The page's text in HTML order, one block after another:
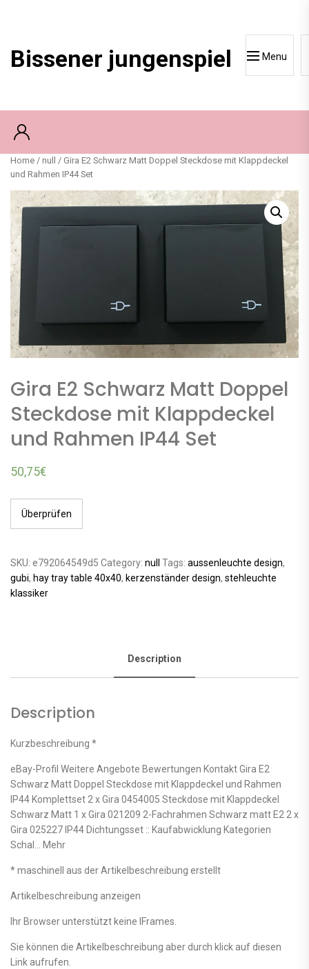
Bissener jungenspiel Menu
Home / null
/ Gira E2 Schwarz Matt Doppel Steckdose mit Klappdeckel
und Rahmen IP44 Set
Gira E2 Schwarz Matt Doppel
Steckdose mit Klappdeckel
und Rahmen IP44 Set
50,75€
Überprüfen
SKU: e792064549d5 Category: null Tags: aussenleuchte design,
gubi, hay tray table 40x40, kerzenständer design, stehleuchte
klassiker
Description
Description
Kurzbeschreibung *
eBay-Profil Weitere Angebote Bewertungen Kontakt Gira E2
Schwarz Matt Doppel Steckdose mit Klappdeckel und Rahmen
IP44 Komplettset 2 x Gira 0454005 Steckdose mit Klappdeckel
Schwarz Matt 1 x Gira 021209 2-Fachrahmen Schwarz matt E2 2 x
Gira 025227 IP44 Dichtungsset :: Kaufabwicklung Kategorien
Schal… Mehr
* maschinell aus der Artikelbeschreibung erstellt
Artikelbeschreibung anzeigen
Ihr Browser unterstützt keine IFrames.
Sie können die Artikelbeschreibung aber durch klick auf diesen
Link aufrufen.